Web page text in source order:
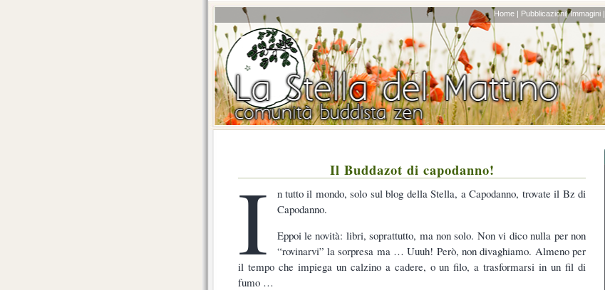
Home | Pubblicazioni| Immagini |
Il Buddazot di capodanno!
I
n tutto il mondo, solo sul blog della Stella, a Capodanno, trovate il Bz di
Capodanno.
Eppoi le novità: libri, soprattutto, ma non solo. Non vi dico nulla per non
“rovinarvi” la sorpresa ma … Uuuh! Però, non divaghiamo. Almeno per
il tempo che impiega un calzino a cadere, o un filo, a trasformarsi in un fil di
fumo …